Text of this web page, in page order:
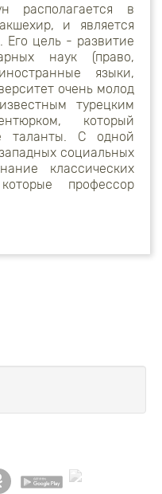
располагается в
и является
Его цель - развитие
наук (право,
языки,
очень молод
турецким
который
таланты. С одной
социальных
классических
профессор